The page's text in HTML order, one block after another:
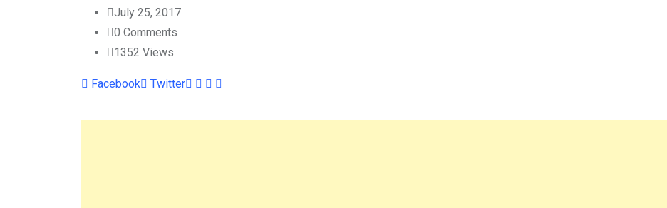
July 25, 2017
0 Comments
1352 Views
Facebook Twitter Youtube
LinkedIn
Whatsapp